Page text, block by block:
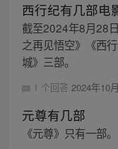
西行纪有几部电
截至2024年8月28
之再见悟空》《西
城》三部。
1 个回答 2024年10
元尊有几部
《元尊》只有一部。